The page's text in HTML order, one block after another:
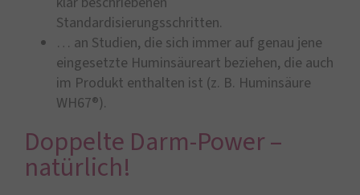
Standardisierungsschritten.
… an Studien, die sich immer auf genau jene
eingesetzte Huminsäureart beziehen, die auch
im Produkt enthalten ist (z. B. Huminsäure
WH67®).
Doppelte Darm-Power –
natürlich!